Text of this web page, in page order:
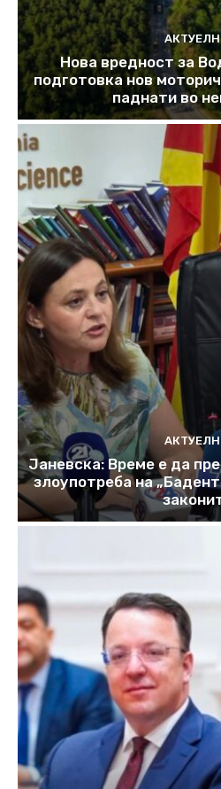
Нова вредност за
подготовка нов
паднати во
Јаневска: Време е да
злоупотреба на